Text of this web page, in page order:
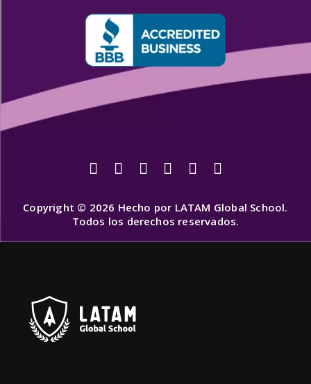
Copyright © 2026 Hecho por LATAM Global School.
Todos los derechos reservados.